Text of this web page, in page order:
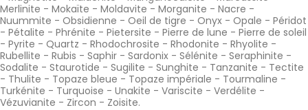
Merlinite - Mokaïte - Moldavite - Morganite - Nacre -
Nuummite - Obsidienne - Oeil de tigre - Onyx - Opale - Péridot
- Pétalite - Phrénite - Pietersite - Pierre de lune - Pierre de soleil
- Pyrite - Quartz - Rhodochrosite - Rhodonite - Rhyolite -
Rubellite - Rubis - Saphir - Sardonix - Sélénite - Seraphinite -
Sodalite - Staurotide - Sugilite - Sunghite - Tanzanite - Tectite
- Thulite - Topaze bleue - Topaze impériale - Tourmaline -
Turkénite - Turquoise - Unakite - Variscite - Verdélite -
Vézuvianite - Zircon - Zoisite.